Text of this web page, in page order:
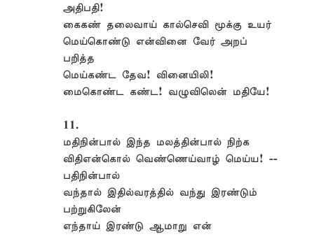
அதிபதி!
கைகண் தலைவாய் கால்செவி மூக்கு உயர்
மெய்கொண்டு என்வினை வேர் அறப்
பறித்த
மெய்கண்ட தேவ! வினையிலி!
மைகொண்ட கண்ட! வழுவிலென் மதியே!
11.
மதிநின்பால் இந்த மலத்தின்பால் நிற்க
விதிஎன்கொல் வெண்ணெய்வாழ் மெய்ய! --
பதிநின்பால்
வந்தால் இதில்வரத்தில் வந்து இரண்டும்
பற்றுகிலேன்
எந்தாய் இரண்டு ஆமாறு என்